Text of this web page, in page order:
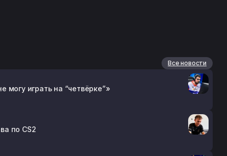
Все новости
могу играть на “четвёрке”»
по CS2